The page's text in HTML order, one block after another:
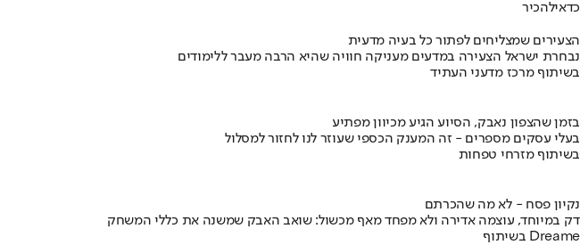
כדאילהכיר
הצעירים שמצליחים לפתור כל בעיה מדעית
נבחרת ישראל הצעירה במדעים מעניקה חוויה שהיא הרבה מעבר ללימודים
בשיתוף מרכז מדעני העתיד
בזמן שהצפון נאבק, הסיוע הגיע מכיוון מפתיע
בעלי עסקים מספרים - זה המענק הכספי שעוזר לנו לחזור למסלול
בשיתוף מזרחי טפחות
נקיון פסח - לא מה שהכרתם
דק במיוחד, עוצמה אדירה ולא מפחד מאף מכשול: שואב האבק שמשנה את כללי המשחק
בשיתוף Dreame